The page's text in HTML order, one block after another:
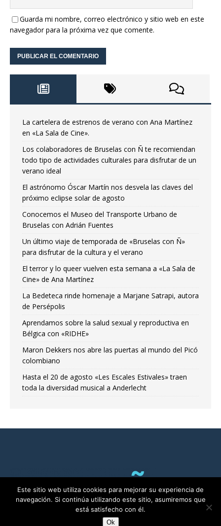
Guarda mi nombre, correo electrónico y sitio web en este
navegador para la próxima vez que comente.
La cartelera de estrenos de verano con Ana Martínez
en «La Sala de Cine».
Los colaboradores de Bruselas con Ñ te recomiendan
todo tipo de actividades culturales para disfrutar de un
verano ideal
El astrónomo Óscar Martín nos desvela las claves del
próximo eclipse solar de agosto
Conocemos el Museo del Transporte Urbano de
Bruselas con Adrián Fuentes
Un último viaje de temporada de «Bruselas con Ñ»
para disfrutar de la cultura y el verano
El terror y lo queer vuelven esta semana a «La Sala de
Cine» de Ana Martínez
La Bedeteca rinde homenaje a Marjane Satrapi, autora
de Persépolis
Aprendamos sobre la salud sexual y reproductiva en
Bélgica con «RIDHE»
Maron Dekkers nos abre las puertas al mundo del Picó
colombiano
Hasta el 20 de agosto «Les Escales Estivales» traen
toda la diversidad musical a Anderlecht
Este sitio web utiliza cookies para mejorar su experiencia de
navegación. Si continúa utilizando este sitio, asumiremos que
está satisfecho con él.
Ok